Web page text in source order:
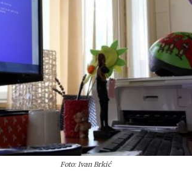
Foto: Ivan Brkić